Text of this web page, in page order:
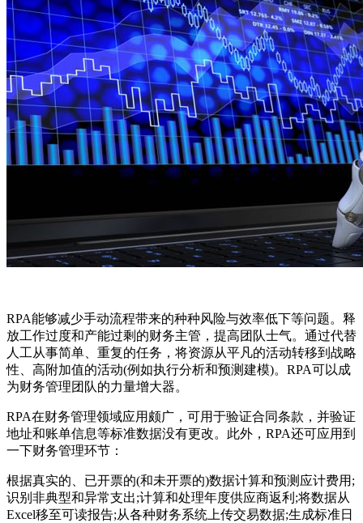
RPA能够减少手动流程带来的种种风险与效率低下等问题。释
放工作过度和产能过剩的财务主管，提高团队士气。通过代替
人工从事简单、重复的任务，将资源从平凡的活动转移到战略
性、高附加值的活动(例如执行分析和预测建模)。RPA可以成
为财务管理团队的力量增大器。
RPA在财务管理领域应用颇广，可用于验证合同条款，并验证
地址和账单信息等标准数据没有更改。此外，RPA还可应用到
一下财务管理环节：
根据真实的、已开票的(和未开票的)数据计算和预测应计费用;
识别非典型和异常支出;计算和处理年度供应商返利;将数据从
Excel移至可读报告;从各种财务系统上传交易数据;生成标准日